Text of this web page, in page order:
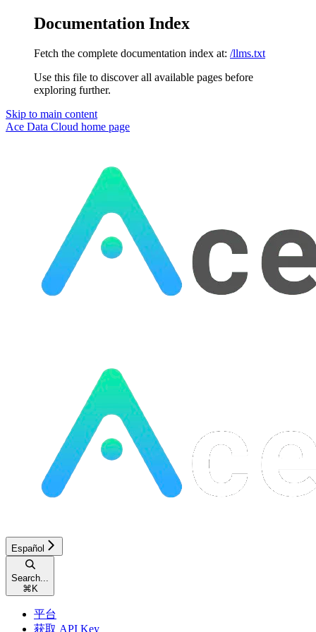
Documentation Index
Fetch the complete documentation index at: /llms.txt
Use this file to discover all available pages before
exploring further.
Skip to main content
Ace Data Cloud home page
Español
Search...
⌘ K
平台
获取 API Key